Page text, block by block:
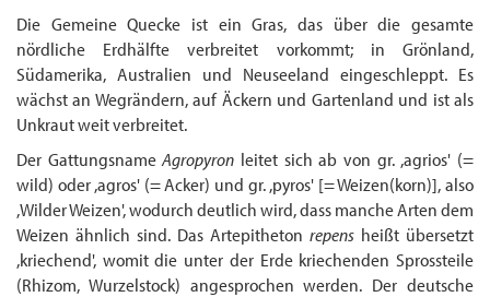
Die Gemeine Quecke ist ein Gras, das über die gesamte
nördliche Erdhälfte verbreitet vorkommt; in Grönland,
Südamerika, Australien und Neuseeland eingeschleppt. Es
wächst an Wegrändern, auf Äckern und Gartenland und ist als
Unkraut weit verbreitet.
Der GattungsnameAgropyron leitet sich ab von gr. ,agrios' (=
wild) oder ,agros' (= Acker) und gr. ,pyros' [= Weizen(korn)], also
,Wilder Weizen', wodurch deutlich wird, dass manche Arten dem
Weizen ähnlich sind. Das Artepitheton repens heißt übersetzt
,kriechend', womit die unter der Erde kriechenden Sprossteile
(Rhizom, Wurzelstock) angesprochen werden. Der deutsche